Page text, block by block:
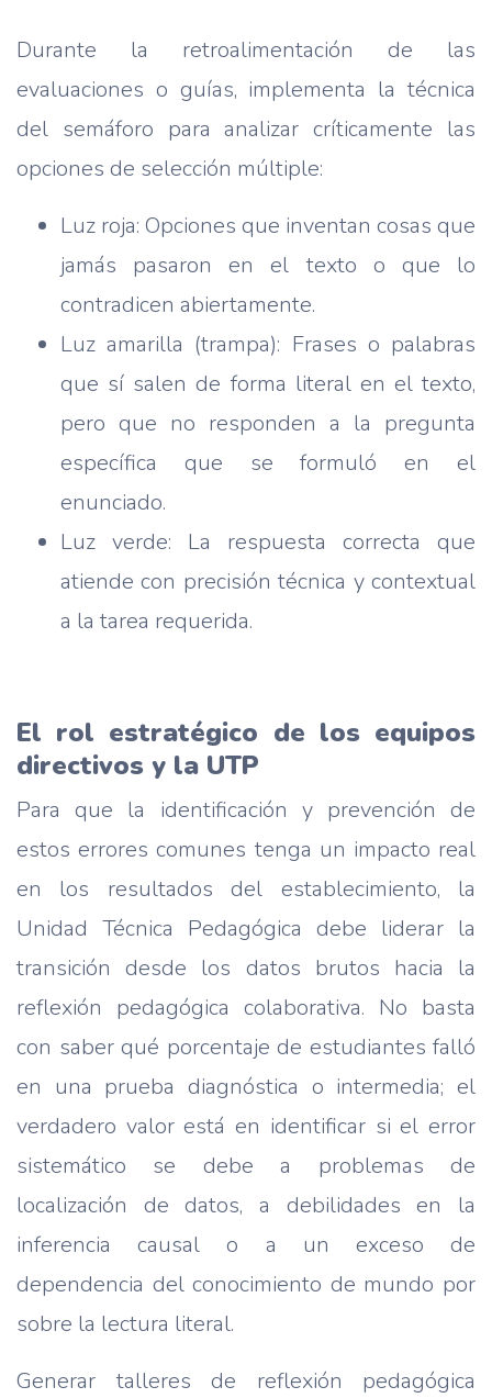
Durante la retroalimentación de las
evaluaciones o guías, implementa la técnica
del semáforo para analizar críticamente las
opciones de selección múltiple:
Luz roja: Opciones que inventan cosas que
jamás pasaron en el texto o que lo
contradicen abiertamente.
Luz amarilla (trampa): Frases o palabras
que sí salen de forma literal en el texto,
pero que no responden a la pregunta
específica que se formuló en el
enunciado.
Luz verde: La respuesta correcta que
atiende con precisión técnica y contextual
a la tarea requerida.
El rol estratégico de los equipos
directivos y la UTP
Para que la identificación y prevención de
estos errores comunes tenga un impacto real
en los resultados del establecimiento, la
Unidad Técnica Pedagógica debe liderar la
transición desde los datos brutos hacia la
reflexión pedagógica colaborativa. No basta
con saber qué porcentaje de estudiantes falló
en una prueba diagnóstica o intermedia; el
verdadero valor está en identificar si el error
sistemático se debe a problemas de
localización de datos, a debilidades en la
inferencia causal o a un exceso de
dependencia del conocimiento de mundo por
sobre la lectura literal.
Generar talleres de reflexión pedagógica